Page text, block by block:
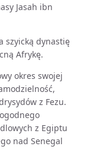
Jasah ibn
szyicką dynastię
Afrykę.
okres swojej
z Fezu.
z Egiptu
nad Senegal